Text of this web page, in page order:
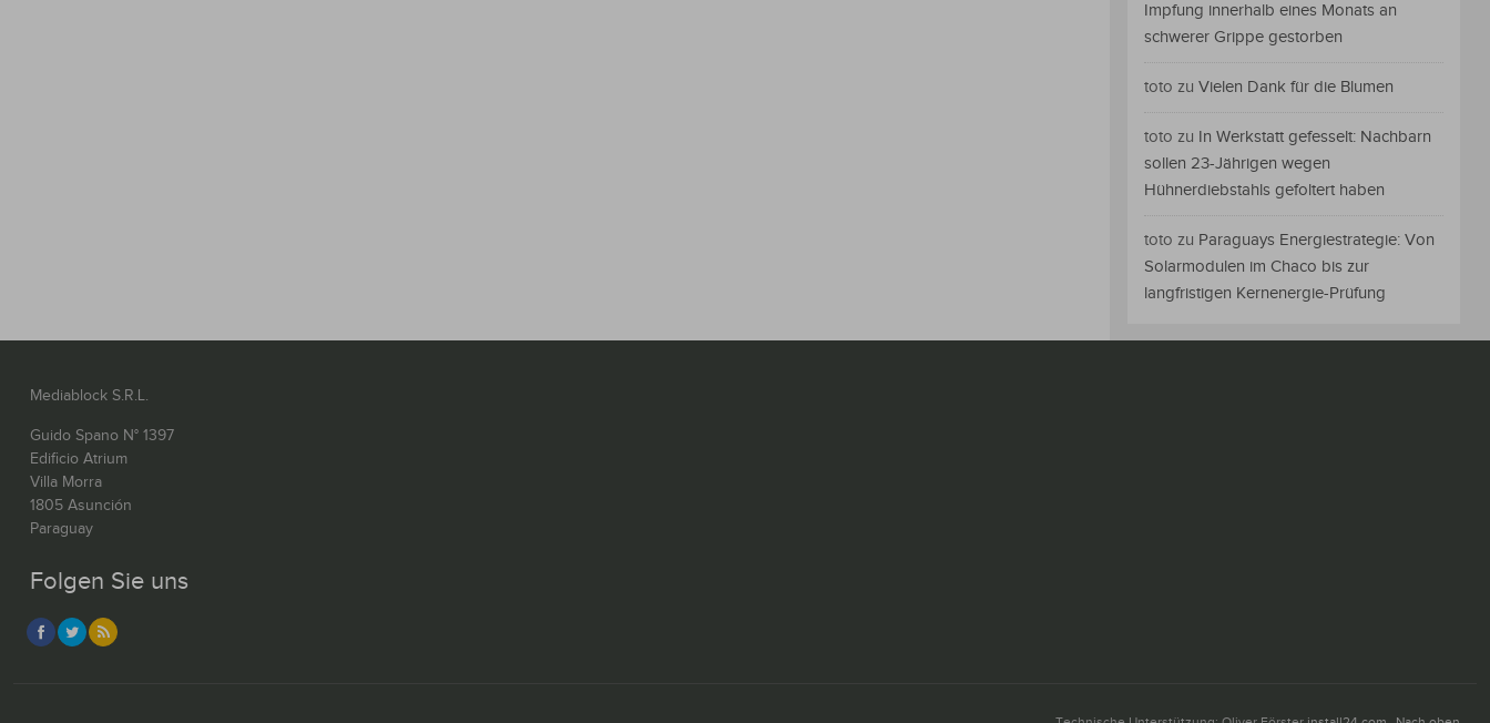
Impfung innerhalb eines Monats an
schwerer Grippe gestorben
toto zu Vielen Dank für die Blumen
toto zu In Werkstatt gefesselt: Nachbarn
sollen 23-Jährigen wegen
Hühnerdiebstahls gefoltert haben
toto zu Paraguays Energiestrategie: Von
Solarmodulen im Chaco bis zur
langfristigen Kernenergie-Prüfung
Mediablock S.R.L.
Guido Spano N° 1397
Edificio Atrium
Villa Morra
1805 Asunción
Paraguay
Folgen Sie uns